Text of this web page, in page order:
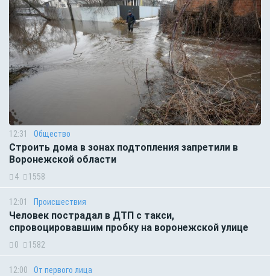
12:31 Общество
Строить дома в зонах подтопления запретили в
Воронежской области
4 1558
12:01 Происшествия
Человек пострадал в ДТП с такси,
спровоцировавшим пробку на воронежской улице
0 1582
12:00 От первого лица